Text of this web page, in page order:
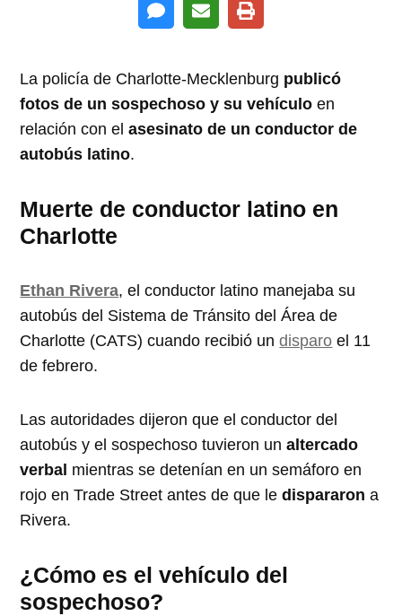
La policía de Charlotte-Mecklenburg publicó
fotos de un sospechoso y su vehículoen
relación con elasesinato de un conductor de
autobús latino.
Muerte de conductor latino en
Charlotte
Ethan Rivera, el conductor latino manejaba su
autobús del Sistema de Tránsito del Área de
Charlotte (CATS) cuando recibió undisparo el 11
de febrero.
Las autoridades dijeron que el conductor del
autobús y el sospechoso tuvieron unaltercado
verbal mientras se detenían en un semáforo en
rojo en Trade Street antes de que ledispararon a
Rivera.
¿Cómo es el vehículo del
sospechoso?